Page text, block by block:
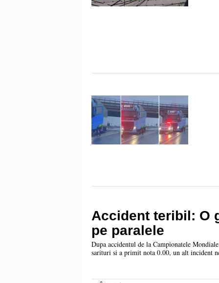
Accident teribil: O
pe paralele
Dupa accidentul de la Campionatele
sarituri si a primit nota 0.00, un alt incident